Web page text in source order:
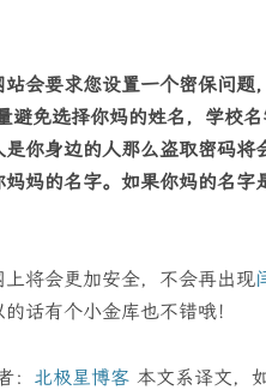
会要求您设置一个密保问题
免选择你妈的姓名，学校
你身边的人那么盗取密码将
妈的名字。如果你妈的名字
将会更加安全，不会再出现
话有个小金库也不错哦！
： 北极星博客 本文系译文，